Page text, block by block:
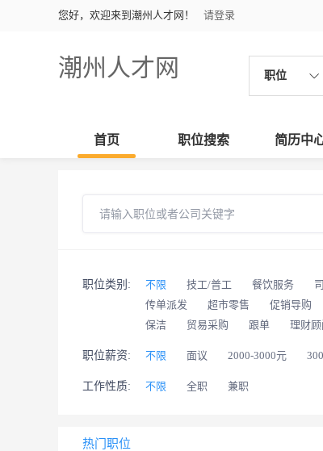
您好，欢迎来到潮州人才网！ 请登录
潮州人才网 职位
首页 职位搜索 简历中
职位类别: 不限 技工/普工 餐饮服务
传单派发
超市零售 促销导购
保洁
贸易采购 跟单 理财顾
职位薪资: 不限 面议 2000-3000元
工作性质: 不限 全职 兼职
热门职位